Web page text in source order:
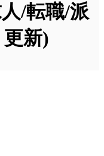
/転職/派
更新)